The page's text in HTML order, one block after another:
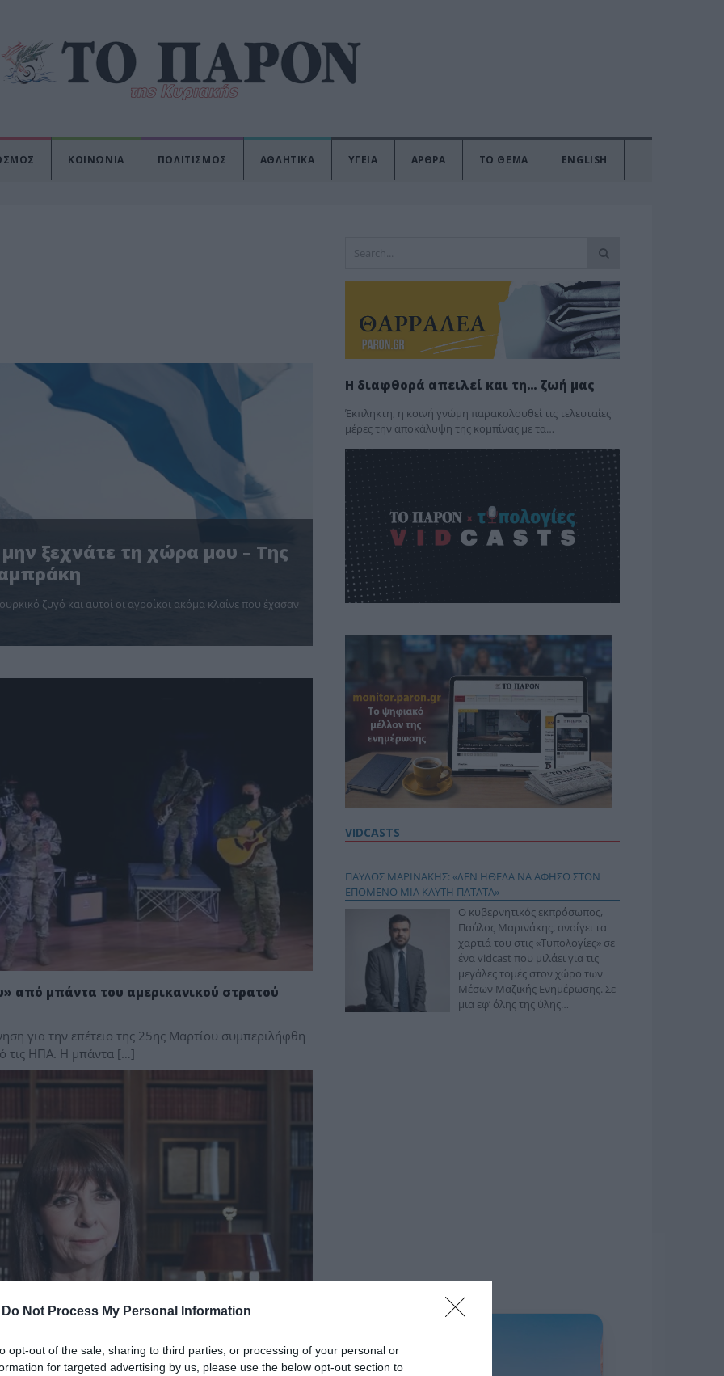
Do Not Process My Personal Information
opt-out of the sale, sharing to third parties, or processing of your personal or
for targeted advertising by us, please use the below opt-out section to
ΚΟΙΝΩΝΙΑ ΠΟΛΙΤΙΣΜΟΣ ΑΘΛΗΤΙΚΑ ΥΓΕΙΑ ΑΡΘΡΑ ΤΟ ΘΕΜΑ ENGLISH
ξεχνάτε τη χώρα μου – Της
ζυγό και αυτοί οι αγροίκοι ακόμα κλαίνε που έχασαν
από μπάντα του αμερικανικού στρατού
για την επέτειο της 25ης Μαρτίου συμπεριλήφθη
τις ΗΠΑ. Η μπάντα […]
Η διαφθορά απειλεί και τη… ζωή μας
Έκπληκτη, η κοινή γνώμη παρακολουθεί τις τελευταίες
μέρες την αποκάλυψη της κο­μπίνας με τα…
VIDCASTS
ΠΑΥΛΟΣ ΜΑΡΙΝΑΚΗΣ: «ΔΕΝ ΗΘΕΛΑ ΝΑ ΑΦΗΣΩ ΣΤΟΝ
ΕΠΟΜΕΝΟ ΜΙΑ ΚΑΥΤΗ ΠΑΤΑΤΑ»
Ο κυβερνητικός εκπρόσωπος,
Παύλος Μαρινάκης, ανοίγει τα
χαρτιά του στις «Τυπολογίες» σε
ένα vidcast που μιλάει για τις
μεγάλες τομές στον χώρο των
Μέσων Μαζικής Ενημέρωσης. Σε
μια εφ’ όλης της ύλης